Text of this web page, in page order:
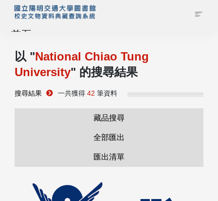
首頁
藏品查詢
校史館簡介
管理者登入
以 "National Chiao Tung
University" 的搜尋結果
搜尋結果 一共獲得 42 筆資料
藏品搜尋
全部匯出
匯出清單